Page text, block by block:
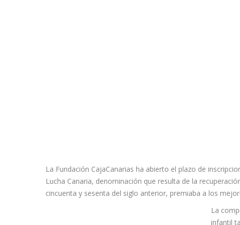
La Fundación CajaCanarias ha abierto el plazo de
Lucha Canaria, denominación que resulta de la
cincuenta y sesenta del siglo anterior, premiaba a los
La
infantil